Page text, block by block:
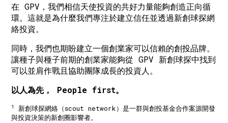
在 GPV，我們相信天使投資的共好力量能夠創造正向循
環。這就是為什麼我們專注於建立信任並透過新創球探網
絡投資。
同時，我們也期盼建立一個創業家可以信賴的創投品牌。
讓種子與種子前期的創業家能夠從 GPV 新創球探中找到
可以並肩作戰且協助團隊成長的投資人。
以人為先， People first。
1
新創球探網絡（scout network）是一群與創投基金合作案源開發
與投資決策的新創圈影響者。